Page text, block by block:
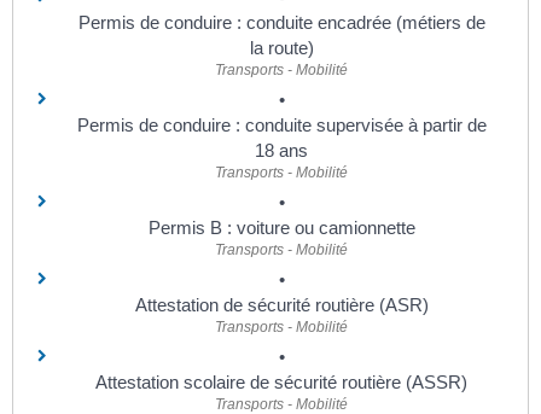
Permis de conduire : conduite encadrée (métiers de
la route)
Transports - Mobilité
Permis de conduire : conduite supervisée à partir de
18 ans
Transports - Mobilité
Permis B : voiture ou camionnette
Transports - Mobilité
Attestation de sécurité routière (ASR)
Transports - Mobilité
Attestation scolaire de sécurité routière (ASSR)
Transports - Mobilité